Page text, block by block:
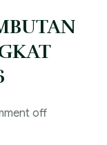
off